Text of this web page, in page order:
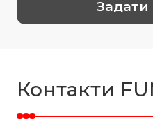
Контакти